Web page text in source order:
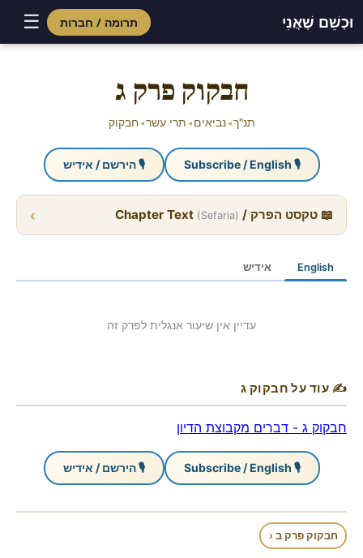
וּכְשֵׁם שֶׁאֲנִי תרומה / חברות ☰
חבקוק פרק ג
תנ"ך ◂ נביאים ◂ תרי עשר ◂ חבקוק
🎙 Subscribe / English 🎙 הירשם / אידיש
📖 טקסט הפרק / Chapter Text (Sefaria)
›
English אידיש
עדיין אין שיעור אנגלית לפרק זה
✍ עוד על חבקוק ג
חבקוק ג - דברים מקבוצת הדיון
🎙 Subscribe / English 🎙 הירשם / אידיש
חבקוק פרק ב ‹